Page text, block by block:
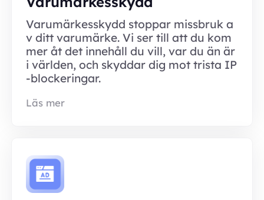
Varumärkesskydd stoppar missbruk a
v ditt varumärke. Vi ser till att du kom
mer åt det innehåll du vill, var du än är
i världen, och skyddar dig mot trista IP
-blockeringar.
Läs mer